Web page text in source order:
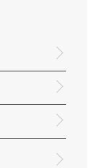
トへ)
りません
します
は14：00ま
。
ので、ご了承